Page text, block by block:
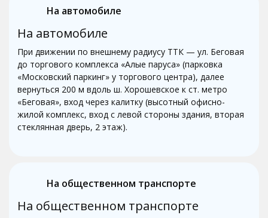
На автомобиле
На автомобиле
При движении по внешнему радиусу ТТК — ул. Беговая
до торгового комплекса «Алые паруса» (парковка
«Московский паркинг» у торгового центра), далее
вернуться 200 м вдоль ш. Хорошевское к ст. метро
«Беговая», вход через калитку (высотный офисно-
жилой комплекс, вход с левой стороны здания, вторая
стеклянная дверь, 2 этаж).
На общественном транспорте
На общественном транспорте